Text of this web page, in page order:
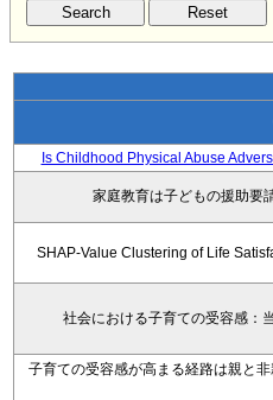
Is Childhood Physical Abuse
家庭教育は子どもの援助要
SHAP-Value Clustering of Life
社会における子育ての受容感：
子育ての受容感が高まる経路は親と